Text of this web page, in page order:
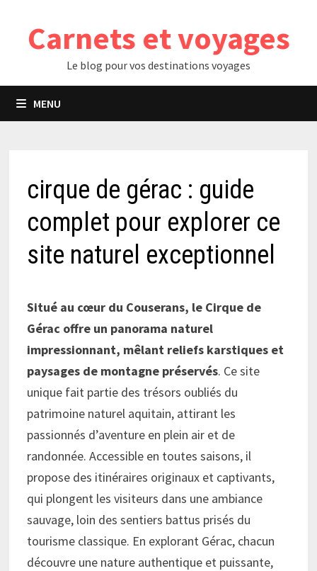
contenuCarnets et voyages
Le blog pour vos destinations voyages
MENU
cirque de gérac : guide
complet pour explorer ce
site naturel exceptionnel
Situé au cœur du Couserans, le Cirque de
Gérac offre un panorama naturel
impressionnant, mêlant reliefs karstiques et
paysages de montagne préservés. Ce site
unique fait partie des trésors oubliés du
patrimoine naturel aquitain, attirant les
passionnés d’aventure en plein air et de
randonnée. Accessible en toutes saisons, il
propose des itinéraires originaux et captivants,
qui plongent les visiteurs dans une ambiance
sauvage, loin des sentiers battus prisés du
tourisme classique. En explorant Gérac, chacun
découvre une nature authentique et puissante,